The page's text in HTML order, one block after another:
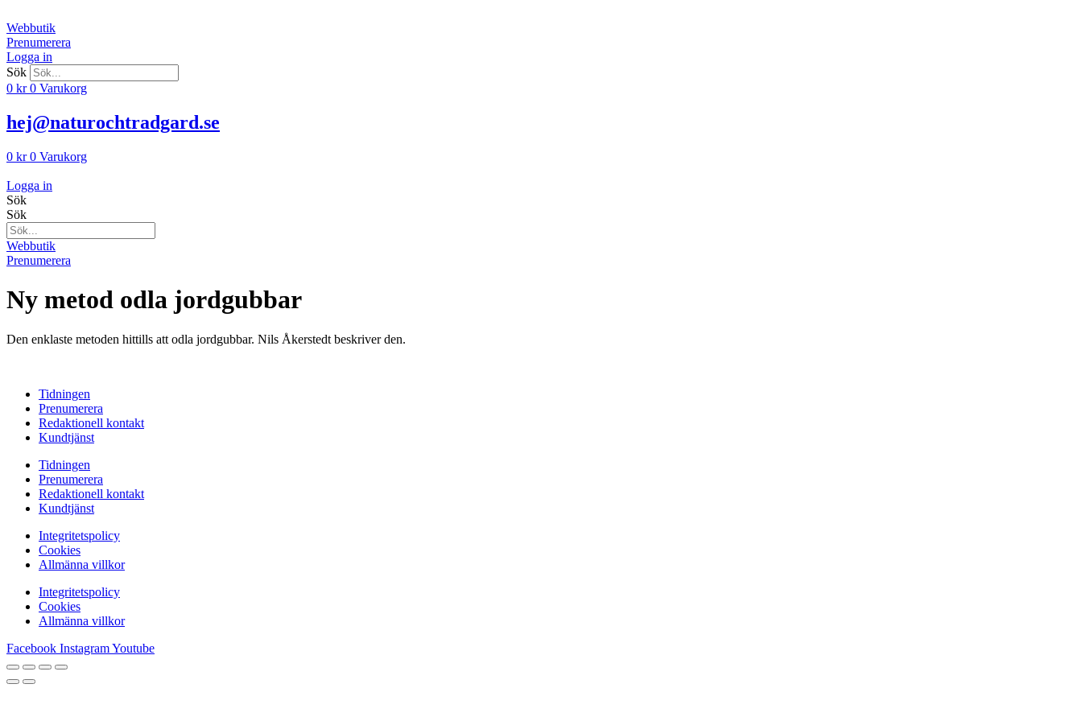
till
innehåll
Webbutik
Prenumerera
Logga in
Sök
0 kr 0 Varukorg
hej@naturochtradgard.se
0 kr 0 Varukorg
Logga in
Sök
Sök
Webbutik
Prenumerera
Ny metod odla jordgubbar
Den enklaste metoden hittills att odla jordgubbar. Nils Åkerstedt beskriver den.
Tidningen
Prenumerera
Redaktionell kontakt
Kundtjänst
Tidningen
Prenumerera
Redaktionell kontakt
Kundtjänst
Integritetspolicy
Cookies
Allmänna villkor
Integritetspolicy
Cookies
Allmänna villkor
Facebook InstagramYoutube